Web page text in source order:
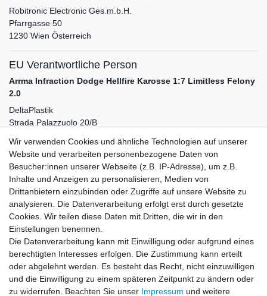
Robitronic Electronic Ges.m.b.H.
Pfarrgasse 50
1230 Wien Österreich
EU Verantwortliche Person
Arrma Infraction Dodge Hellfire Karosse 1:7 Limitless Felony
2.0
DeltaPlastik
Strada Palazzuolo 20/B
info@deltaplastik.it
Zubehör
-13%
Lexanfarbe Smoke Spraydose 150 ml
Scheibentöner
6,99 € *
In den Warenkorb
*inkl. ges. MwSt.zzgl.Versandkosten
Wir verwenden Cookies und ähnliche Technologien auf unserer
Website und verarbeiten personenbezogene Daten von
Besucher:innen unserer Webseite (z.B. IP-Adresse), um z.B.
Inhalte und Anzeigen zu personalisieren, Medien von
Drittanbietern einzubinden oder Zugriffe auf unsere Website zu
analysieren. Die Datenverarbeitung erfolgt erst durch gesetzte
Cookies. Wir teilen diese Daten mit Dritten, die wir in den
Einstellungen benennen.
Die Datenverarbeitung kann mit Einwilligung oder aufgrund eines
berechtigten Interesses erfolgen. Die Zustimmung kann erteilt
oder abgelehnt werden. Es besteht das Recht, nicht einzuwilligen
und die Einwilligung zu einem späteren Zeitpunkt zu ändern oder
zu widerrufen. Beachten Sie unser Impressum und weitere